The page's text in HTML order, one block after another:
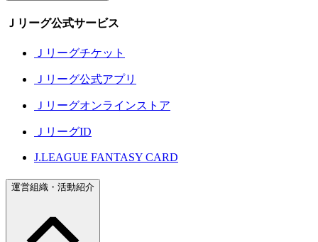
Ｊリーグ公式サービス
Ｊリーグチケット
Ｊリーグ公式アプリ
Ｊリーグオンラインストア
ＪリーグID
J.LEAGUE FANTASY CARD
運営組織・活動紹介